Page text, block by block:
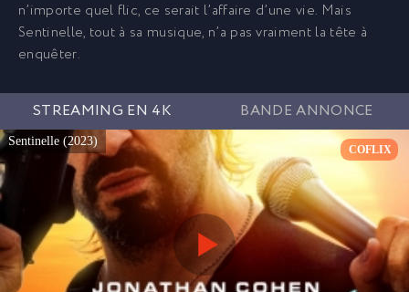
n’importe quel flic, ce serait l’affaire d’une vie. Mais
Sentinelle, tout à sa musique, n’a pas vraiment la tête à
enquêter.
STREAMING EN 4K BANDE ANNONCE
Sentinelle (2023)
COFLIX